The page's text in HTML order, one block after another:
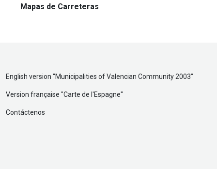
Mapas de Carreteras
English version "Municipalities of Valencian Community 2003"
Version française "Carte de l'Espagne"
Contáctenos